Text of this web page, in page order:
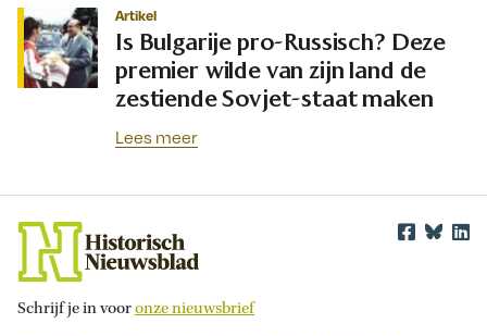
Artikel
Is Bulgarije pro-Russisch? Deze
premier wilde van zijn land de
zestiende Sovjet-staat maken
Lees meer
Schrijf je in vooronze nieuwsbrief